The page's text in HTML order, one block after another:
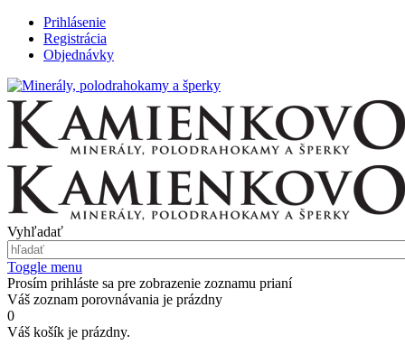
Prihlásenie
Registrácia
Objednávky
Vyhľadať
Toggle menu
Prosím prihláste sa pre zobrazenie zoznamu prianí
Váš zoznam porovnávania je prázdny
0
Váš košík je prázdny.